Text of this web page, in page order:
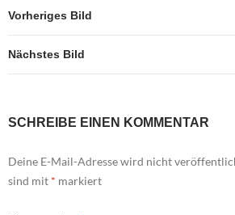
Vorheriges Bild
Nächstes Bild
SCHREIBE EINEN KOMMENTAR
Deine E-Mail-Adresse wird nicht
sind mit * markiert